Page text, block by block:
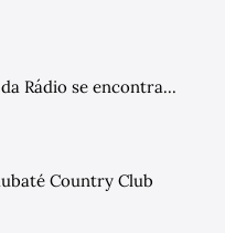
Rádio se encontra...
Country Club